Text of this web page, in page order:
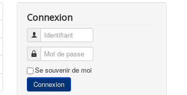
Connexion
Identifiant
Mot de passe
Se souvenir de moi
Connexion